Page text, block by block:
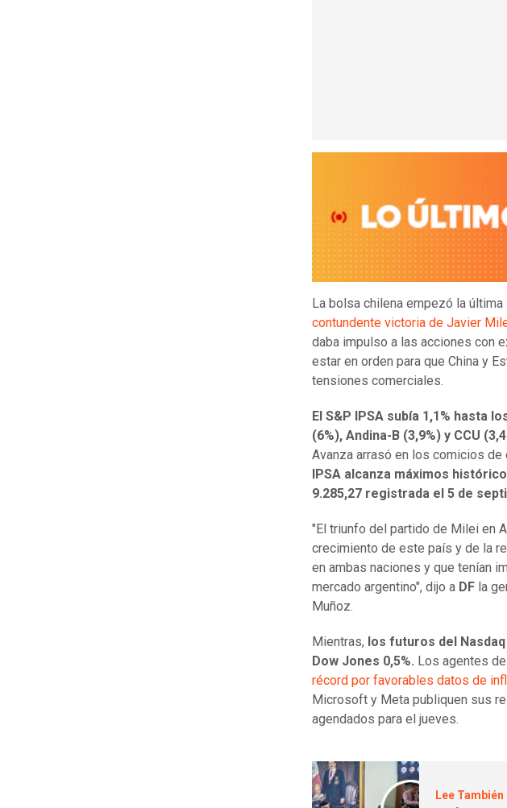
La bolsa chilena empezó la
contundente victoria de Javier
daba impulso a las acciones con
estar en orden para que China y
tensiones comerciales.
El S&P IPSA subía 1,1% hasta
(6%), Andina-B (3,9%) y CCU
Avanza arrasó en los comicios
IPSA alcanza máximos
9.285,27 registrada el 5 de
"El triunfo del partido de Milei en
crecimiento de este país y de la
en ambas naciones y que tenían
mercado argentino", dijo a DF la
Muñoz.
Mientras, los futuros del Nasdaq
Dow Jones 0,5%. Los agentes
récord por favorables datos de
Microsoft y Meta publiquen sus
agendados para el jueves.
Lee También